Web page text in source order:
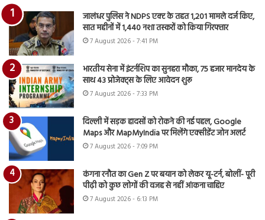
जालंधर पुलिस ने NDPS एक्ट के तहत 1,201 मामले दर्ज किए,
सात महीनों में 1,440 नशा तस्करों को किया गिरफ्तार
7 August 2026 - 7:41 PM
भारतीय सेना में इंटर्नशिप का सुनहरा मौका, 75 हजार मानदेय के
साथ 43 प्रोजेक्ट्स के लिए आवेदन शुरू
7 August 2026 - 7:33 PM
दिल्ली में सड़क हादसों को रोकने की नई पहल, Google
Maps और MapMyIndia पर मिलेंगे एक्सीडेंट जोन अलर्ट
7 August 2026 - 7:09 PM
कंगना रनौत का Gen Z पर बयान को लेकर यू-टर्न, बोलीं- पूरी
पीढ़ी को कुछ लोगों की वजह से नहीं आंकना चाहिए
7 August 2026 - 6:13 PM